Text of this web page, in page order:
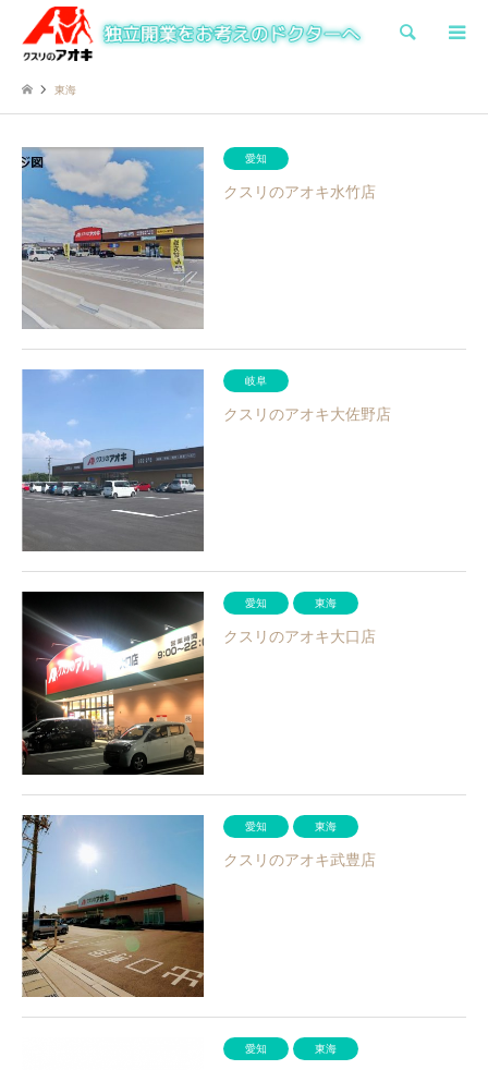
検索
東海
愛知
クスリのアオキ水竹店
岐阜
クスリのアオキ大佐野店
愛知 東海
クスリのアオキ大口店
愛知 東海
クスリのアオキ武豊店
愛知 東海